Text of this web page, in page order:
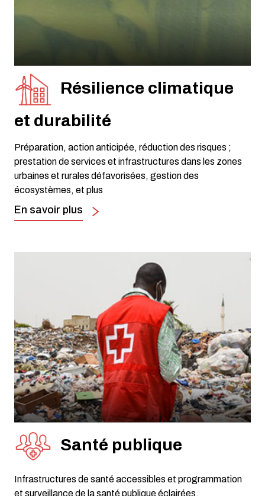
Résilience climatique
et durabilité
Préparation, action anticipée, réduction des risques ;
prestation de services et infrastructures dans les zones
urbaines et rurales défavorisées, gestion des
écosystèmes, et plus
En savoir plus
Santé publique
Infrastructures de santé accessibles et programmation
et surveillance de la santé publique éclairées.